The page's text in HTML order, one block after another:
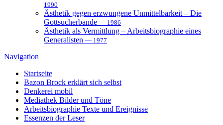
1990
Ästhetik gegen erzwungene Unmittelbarkeit – Die
Gottsucherbande — 1986
Ästhetik als Vermittlung – Arbeitsbiographie eines
Generalisten — 1977
Navigation
Startseite
Bazon Brock erklärt sich selbst
Denkerei mobil
Mediathek Bilder und Töne
Arbeitsbiographie Texte und Ereignisse
Essenzen der Leser